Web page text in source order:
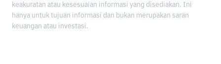
keakuratan atau kesesuaian informasi yang disediakan. Ini
hanya untuk tujuan informasi dan bukan merupakan saran
keuangan atau investasi.